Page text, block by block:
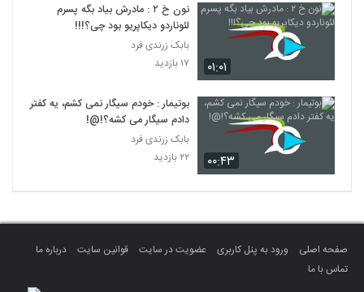
۰۱:۰۱
نون خ ۲ : مادرش بیاد بگه پسرم
لئوناردو دیکاپریو بود چی؟!!!
بابک زرندی فرد
۱۷ بازدید
۰۰:۴۳
بوتیمار : خودم سیگار نمی کشم، یه کفتر
دادم سیگار می کشه؟!@!
بابک زرندی فرد
۲۲ بازدید
صفحه اصلی ورود به پنل کاربری عضویت در سایت قوانین سایت
درباره ما
تماس با ما